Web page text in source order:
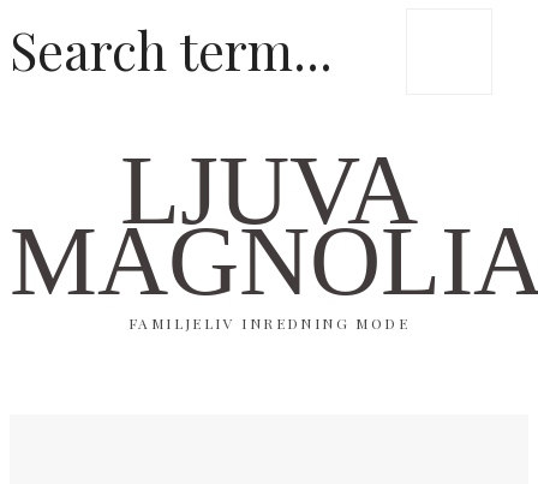
LJUVA
FAMILJELIV INREDNING MODE